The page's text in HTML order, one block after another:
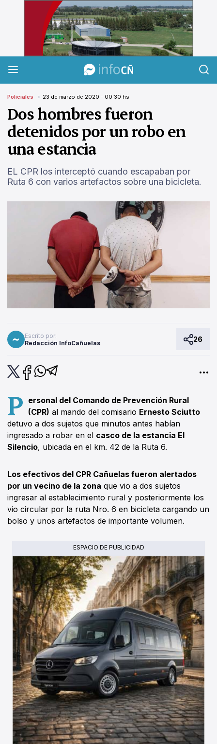
InfoCañuelas
Policiales 23 de marzo de 2020 - 00:30 hs
Dos hombres fueron
detenidos por un robo en
una estancia
EL CPR los interceptó cuando escapaban por
Ruta 6 con varios artefactos sobre una bicicleta.
Escrito por:
Redacción InfoCañuelas
26
P ersonal del Comando de Prevención Rural
(CPR) al mando del comisario Ernesto Sciutto
detuvo a dos sujetos que minutos antes habían
ingresado a robar en el casco de la estancia El
Silencio, ubicada en el km. 42 de la Ruta 6.
Los efectivos del CPR Cañuelas fueron alertados
por un vecino de la zona que vio a dos sujetos
ingresar al establecimiento rural y posteriormente los
vio circular por la ruta Nro. 6 en bicicleta cargando un
bolso y unos artefactos de importante volumen.
ESPACIO DE PUBLICIDAD